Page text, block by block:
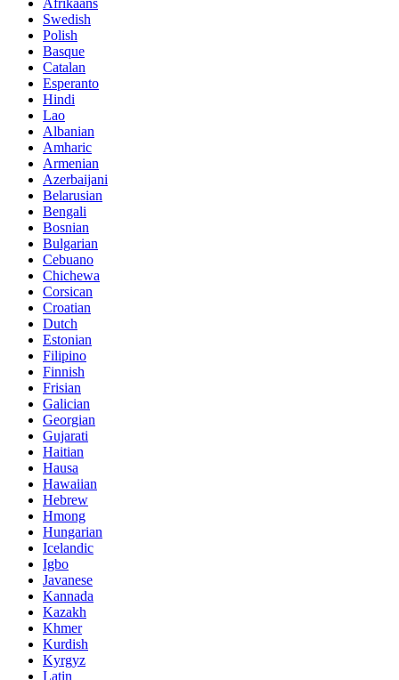
Afrikaans
Swedish
Polish
Basque
Catalan
Esperanto
Hindi
Lao
Albanian
Amharic
Armenian
Azerbaijani
Belarusian
Bengali
Bosnian
Bulgarian
Cebuano
Chichewa
Corsican
Croatian
Dutch
Estonian
Filipino
Finnish
Frisian
Galician
Georgian
Gujarati
Haitian
Hausa
Hawaiian
Hebrew
Hmong
Hungarian
Icelandic
Igbo
Javanese
Kannada
Kazakh
Khmer
Kurdish
Kyrgyz
Latin